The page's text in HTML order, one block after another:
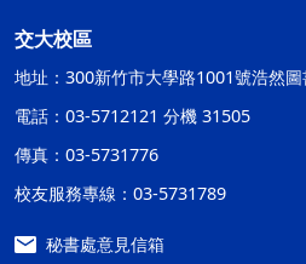
交大校區
地址：300新竹市大學路1001號浩然
電話：03-5712121 分機 31505
傳真：03-5731776
校友服務專線：03-5731789
秘書處意見信箱